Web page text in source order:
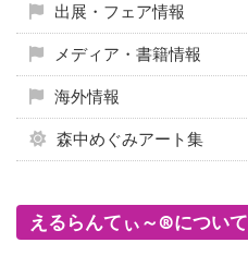
出展・フェア情報
メディア・書籍情報
海外情報
森中めぐみアート集
えるらんてぃ～®について